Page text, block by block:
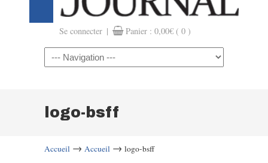
Se connecter | Panier : 0,00€ ( 0 )
Navigation
logo-bsff
Accueil → Accueil → logo-bsff